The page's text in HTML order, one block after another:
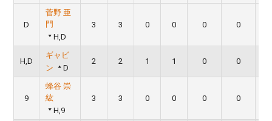
D
菅野 亜
門
H,D
3 3 0 0 0 0
H,D
ギャビ
ン
D
2 2 1 1 0 0
9
蜂谷 崇
紘
H,9
3 3 0 0 0 0